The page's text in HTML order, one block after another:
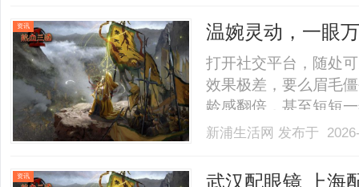
资讯
温婉灵动，一眼
整张脸的点睛之
打开社交平台，随处
效果极差，要么眉毛
龄感翻倍，甚至短短
翻车，从来不是款式
业十年的直营品牌，
新浦生活网 发布于
资讯 武汉配眼镜 上海